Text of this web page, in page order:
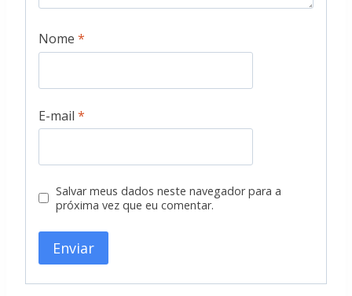
Nome *
E-mail *
Salvar meus dados neste navegador para a
próxima vez que eu comentar.